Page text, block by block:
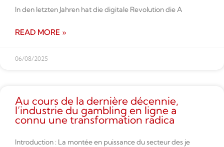
In den letzten Jahren hat die digitale Revolution die A
READ MORE »
06/08/2025
Au cours de la dernière décennie,
l’industrie du gambling en ligne a
connu une transformation radica
Introduction : La montée en puissance du secteur des je